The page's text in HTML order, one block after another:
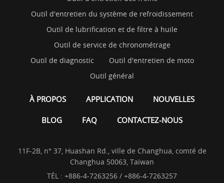
Outil d'entretien du système de refroidissement
Outil de lubrification et de filtre à huile
Outil de service de chronométrage
Outil de diagnostic
Outil d'entretien de moto
Outil général
À PROPOS APPLICATION NOUVELLES
BLOG FAQ CONTACTEZ-NOUS
11F-2B, n° 37, Huashan Rd., ville de Changhua, comté de
Changhua 50063, Taïwan
TÉL : +886-4-7263256 / +886-4-7263257